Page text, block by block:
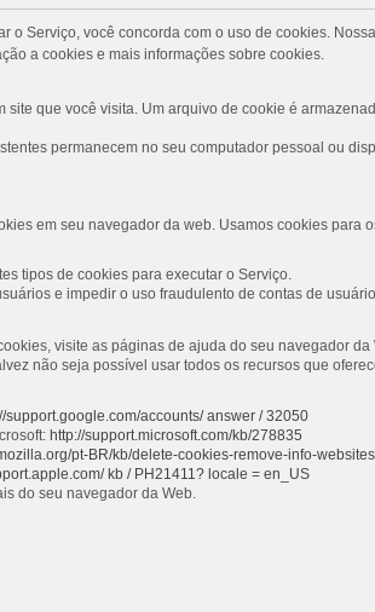
o Serviço, você concorda com o uso de cookies.
a cookies e mais informações sobre cookies.
que você visita. Um arquivo de cookie é
permanecem no seu computador pessoal ou
em seu navegador da web. Usamos cookies para
tipos de cookies para executar o Serviço.
e impedir o uso fraudulento de contas de
visite as páginas de ajuda do seu navegador da
não seja possível usar todos os recursos que
support.google.com/accounts/ answer / 32050
http://support.microsoft.com/kb/278835
pt-BR/kb/delete-cookies-remove-info-
kb / PH21411? locale = en_US
do seu navegador da Web.